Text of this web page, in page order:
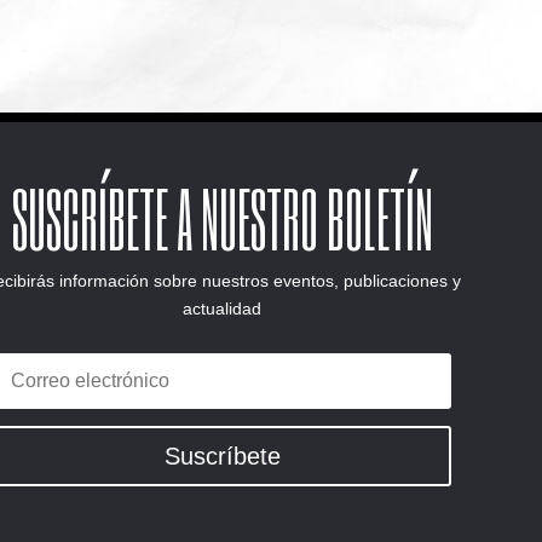
SUSCRÍBETE A NUESTRO BOLETÍN
información sobre nuestros eventos, publicaciones y
actualidad
Suscríbete